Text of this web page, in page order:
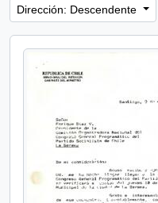
Dirección: Descendente